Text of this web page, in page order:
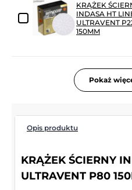
KRĄŻEK
INDASA HT
ULTRAVENT
150MM
Pokaż
Opis produktu
KRĄŻEK ŚCIERNY
ULTRAVENT P80